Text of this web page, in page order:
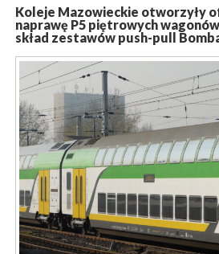
Koleje Mazowieckie otworzyły
naprawę P5 piętrowych
skład zestawów push-pull